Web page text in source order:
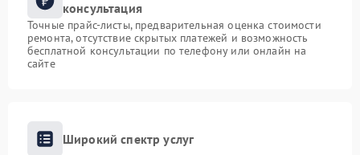
консультация
Точные прайс-листы, предварительная оценка стоимости
ремонта, отсутствие скрытых платежей и возможность
бесплатной консультации по телефону или онлайн на
сайте
Широкий спектр услуг